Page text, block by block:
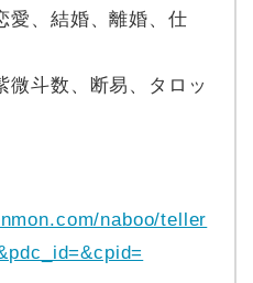
、結婚、離婚、仕
斗数、断易、タロッ
naboo/teller